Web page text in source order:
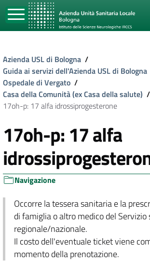
Azienda USL di Bologna /
Guida ai servizi dell'Azienda USL di Bologna
Ospedale di Vergato /
Casa della Comunità (ex Casa della salute) /
17oh-p: 17 alfa idrossiprogesterone
17oh-p: 17 alfa
Navigazione
Occorre la tessera sanitaria e la
di famiglia o altro medico del
regionale/nazionale.
Il costo dell'eventuale ticket viene
momento della prenotazione.